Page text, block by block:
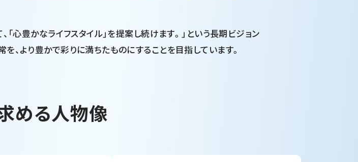
「心豊かなライフスタイル」を提案し続けます。」という長期ビジョン
、より豊かで彩りに満ちたものにすることを目指しています。
める人物像